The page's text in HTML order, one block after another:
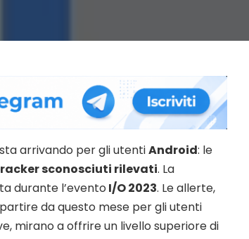
arrivando per gli utentiAndroid: le
sconosciuti rilevati. La
durante l’evento I/O 2023. Le allerte,
da questo mese per gli utenti
mirano a offrire un livello superiore di